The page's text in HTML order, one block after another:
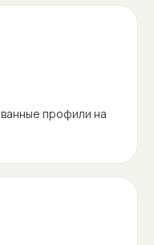
профили на